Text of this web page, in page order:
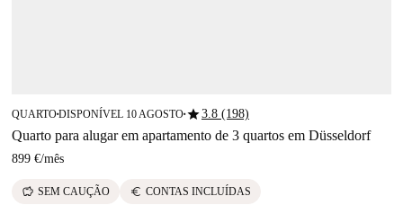
QUARTO■DISPONÍVEL 10 AGOSTO■star3.8 (198)
Quarto para alugar em apartamento de 3 quartos em Düsseldorf
899 €/mês
savings SEM CAUÇÃO euro CONTAS INCLUÍDAS